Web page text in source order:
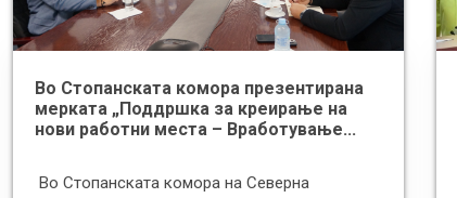
Во Стопанската комора презентирана
мерката „Поддршка за креирање на
нови работни места – Вработување...
Во Стопанската комора на Северна